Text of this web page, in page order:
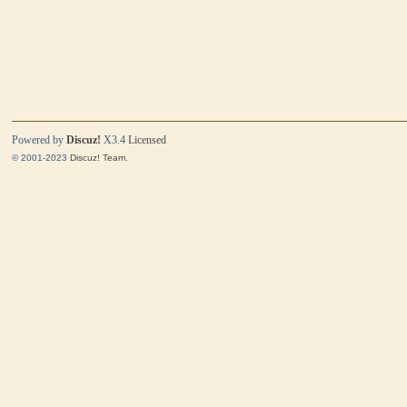
Powered byDiscuz! X3.4 Licensed
© 2001-2023Discuz! Team